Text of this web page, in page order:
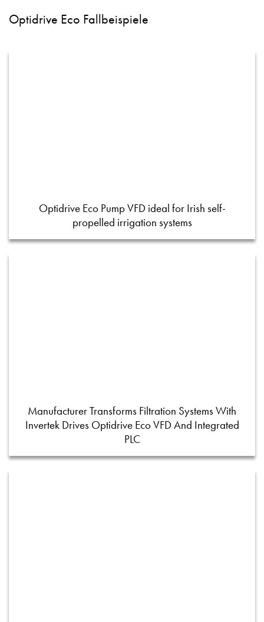
Optidrive Eco Fallbeispiele
Optidrive Eco Pump VFD ideal for Irish self-
propelled irrigation systems
Manufacturer Transforms Filtration Systems With
Invertek Drives Optidrive Eco VFD And Integrated
PLC